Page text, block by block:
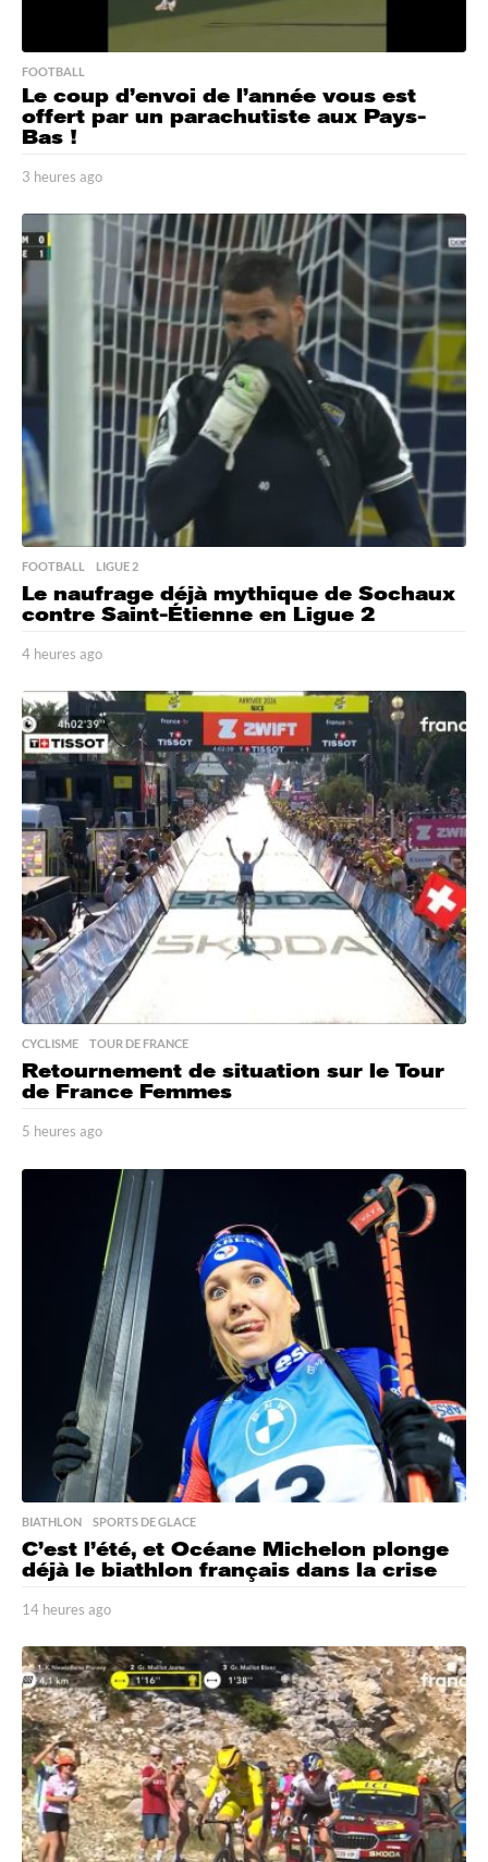
FOOTBALL
Le coup d’envoi de l’année vous est
offert par un parachutiste aux Pays-
Bas !
3 heures ago
e
r
a
g
FOOTBALL ,LIGUE 2
Le naufrage déjà mythique de Sochaux
contre Saint-Étienne en Ligue 2
4 heures ago
e
u
r
e
g
o
CYCLISME ,TOUR DE FRANCE
Retournement de situation sur le Tour
de France Femmes
5 heures ago
e
e
s
a
g
o
BIATHLON ,SPORTS DE GLACE
C’est l’été, et Océane Michelon plonge
déjà le biathlon français dans la crise
14 heures ago
h
e
u
r
e
s
a
g
o